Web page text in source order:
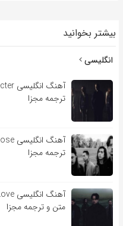
بیشتر بخوانید
انگلیسی
ترجمه مجزا
ترجمه مجزا
متن و ترجمه مجزا